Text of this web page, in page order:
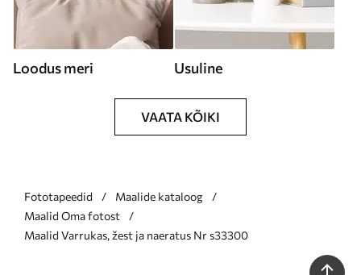
Loodus meri Usuline
VAATA KÕIKI
Fototapeedid
Maalide kataloog
Maalid Oma fotost
Maalid Varrukas, žest ja naeratus Nr s33300